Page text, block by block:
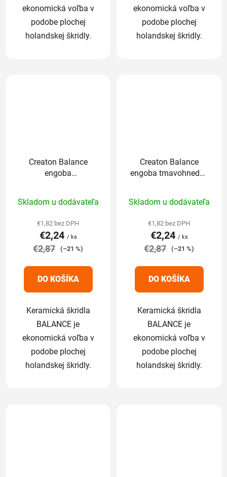
ekonomická voľba v
podobe plochej
holandskej škridly.
ekonomická voľba v
podobe plochej
holandskej škridly.
Creaton Balance
engoba
hodnotenie
produktu
je
5,0
5
hviezdičiek.
Skladom u dodávateľa
€1,82 bez DPH
€2,24 / ks
€2,87 (–21 %)
DO KOŠÍKA
Keramická škridla
BALANCE je
ekonomická voľba v
podobe plochej
holandskej škridly.
Creaton Balance
engoba tmavohnedá -
hodnotenie
produktu
je
5,0
5
hviezdičiek.
Skladom u dodávateľa
€1,82 bez DPH
€2,24 / ks
€2,87 (–21 %)
DO KOŠÍKA
Keramická škridla
BALANCE je
ekonomická voľba v
podobe plochej
holandskej škridly.